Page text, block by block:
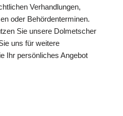
Verhandlungen,
oder Behördenterminen.
Sie unsere Dolmetscher
uns für weitere
Ihr persönliches Angebot